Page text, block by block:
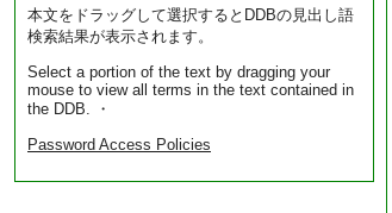
本文をドラッグして選択するとDDBの見出し語
検索結果が表示されます。
Select a portion of the text by dragging your
mouse to view all terms in the text contained in
the DDB. ・
Password Access Policies